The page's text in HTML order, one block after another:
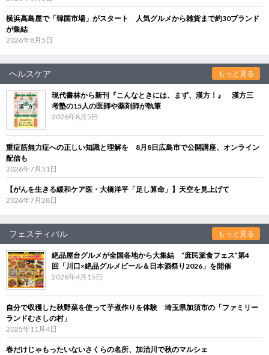
横浜高島屋で「韓国市場」がスタート 人気グルメから雑貨まで約30ブランド
が集結
2026年8月5日
ヘルスケア もっと見る
現代書林から新刊『こんなときには、まず、漢方！』 漢方三
考塾の15人の医師や薬剤師が執筆
2026年8月5日
重症筋無力症への正しい知識と理解を 8月8日広島市で公開講座、オンライン
配信も
2026年7月31日
【がんを生きる緩和ケア医・大橋洋平「足し算命」】天空を見上げて
2026年7月28日
フェスティバル もっと見る
絶品屋台グルメが全国各地から大集結 “庶民派食フェス”第4
回「川口×絶品グルメビール＆日本酒祭り2026」を開催
2026年4月15日
自分で収穫した秋野菜を使って芋煮作りを体験 埼玉県加須市の「ファミリー
ランドむさしの村」
2025年11月4日
春だけじゃもったいないさくらの名所、加治川で秋のマルシェ